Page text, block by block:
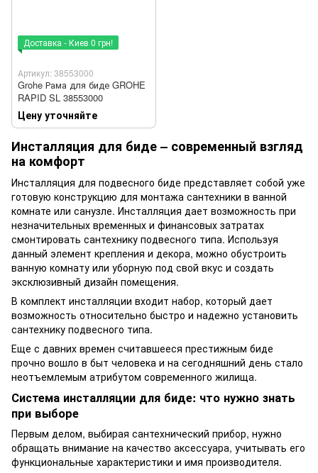
Доставка - Киев 0 грн!
Артикул: 38553000
Grohe Рама для биде GROHE
RAPID SL 38553000
Цену уточняйте
Инсталляция для биде – современный взгляд
на комфорт
Инсталляция для подвесного биде представляет собой уже
готовую конструкцию для монтажа сантехники в ванной
комнате или санузле. Инсталляция дает возможность при
незначительных временных и финансовых затратах
смонтировать сантехнику подвесного типа. Используя
данный элемент крепления и декора, можно обустроить
ванную комнату или уборную под свой вкус и создать
эксклюзивный дизайн помещения.
В комплект инсталляции входит набор, который дает
возможность относительно быстро и надежно установить
сантехнику подвесного типа.
Еще с давних времен считавшееся престижным биде
прочно вошло в быт человека и на сегодняшний день стало
неотъемлемым атрибутом современного жилища.
Система инсталляции для биде: что нужно знать
при выборе
Первым делом, выбирая сантехнический прибор, нужно
обращать внимание на качество аксессуара, учитывать его
функциональные характеристики и имя производителя.